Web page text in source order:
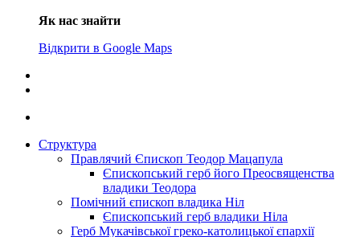
Як нас знайти
Відкрити в Google Maps
Структура
Правлячий Єпископ Теодор Мацапула
Єпископський герб його Преосвященства
владики Теодора
Помічний єпископ владика Ніл
Єпископський герб владики Ніла
Герб Мукачівської греко-католицької єпархії